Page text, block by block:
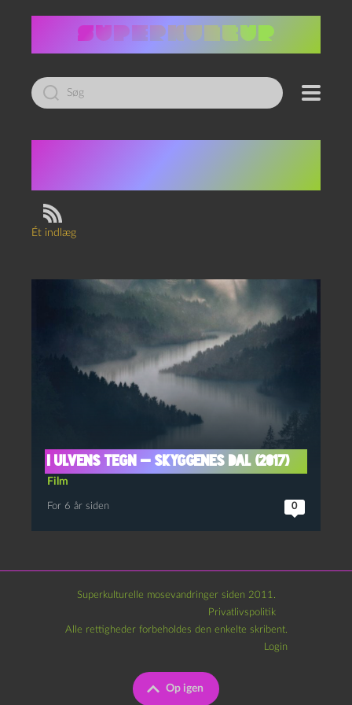
Led
efter:
Ét indlæg
I ulvens tegn — Skyggenes Dal (2017)
Film
For 6 år siden 0
Superkulturelle mosevandringer siden 2011.
Privatlivspolitik
Op igen
Alle rettigheder forbeholdes den enkelte skribent.
Login